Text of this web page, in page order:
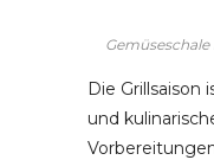
Die Grillsaison
und